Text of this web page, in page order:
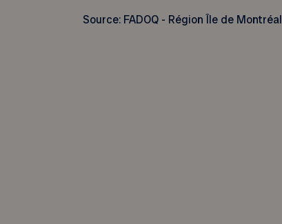
Source: FADOQ - Région Île de Montréal